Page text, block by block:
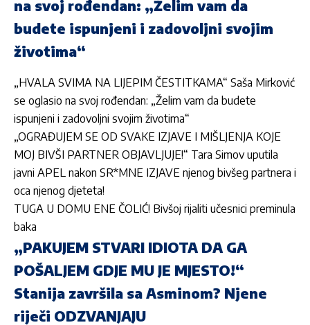
na svoj rođendan: „Želim vam da
budete ispunjeni i zadovoljni svojim
životima“
„HVALA SVIMA NA LIJEPIM ČESTITKAMA“ Saša Mirković
se oglasio na svoj rođendan: „Želim vam da budete
ispunjeni i zadovoljni svojim životima“
„OGRAĐUJEM SE OD SVAKE IZJAVE I MIŠLJENJA KOJE
MOJ BIVŠI PARTNER OBJAVLJUJE!“ Tara Simov uputila
javni APEL nakon SR*MNE IZJAVE njenog bivšeg partnera i
oca njenog djeteta!
TUGA U DOMU ENE ČOLIĆ! Bivšoj rijaliti učesnici preminula
baka
„PAKUJEM STVARI IDIOTA DA GA
POŠALJEM GDJE MU JE MJESTO!“
Stanija završila sa Asminom? Njene
riječi ODZVANJAJU